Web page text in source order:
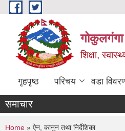
Skip to main content
गोकुलगंगा
शिक्षा,
गृहपृष्ठ परिचय वडा
समाचार
Home » ऐन, कानुन तथा निर्देशिका